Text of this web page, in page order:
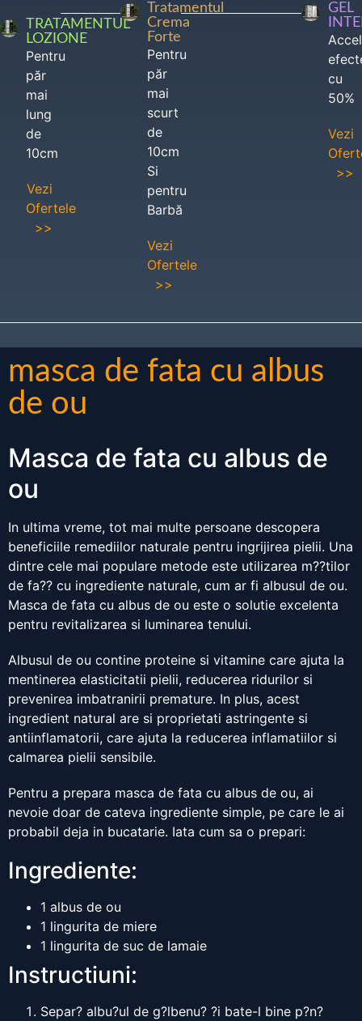
TRATAMENTUL
LOZIONE
Pentru
păr
mai
lung
de
10cm
Vezi
Ofertele
>>
Tratamentul
Crema
Forte
Pentru
păr
mai
scurt
de
10cm
Si
pentru
Barbă
Vezi
Ofertele
>>
GEL
cu
50%
Vezi
>>
masca de fata cu albus
de ou
Masca de fata cu albus de
ou
In ultima vreme, tot mai multe persoane descopera
beneficiile remediilor naturale pentru ingrijirea pielii. Una
dintre cele mai populare metode este utilizarea m??tilor
de fa?? cu ingrediente naturale, cum ar fi albusul de ou.
Masca de fata cu albus de ou este o solutie excelenta
pentru revitalizarea si luminarea tenului.
Albusul de ou contine proteine si vitamine care ajuta la
mentinerea elasticitatii pielii, reducerea ridurilor si
prevenirea imbatranirii premature. In plus, acest
ingredient natural are si proprietati astringente si
antiinflamatorii, care ajuta la reducerea inflamatiilor si
calmarea pielii sensibile.
Pentru a prepara masca de fata cu albus de ou, ai
nevoie doar de cateva ingrediente simple, pe care le ai
probabil deja in bucatarie. Iata cum sa o prepari:
Ingrediente:
1 albus de ou
1 lingurita de miere
1 lingurita de suc de lamaie
Instructiuni:
Separ? albu?ul de g?lbenu? ?i bate-l bine p?n?